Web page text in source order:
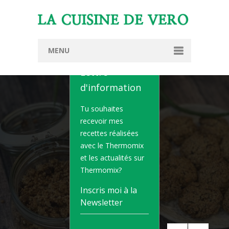
MENU
Accueil
Thermomix TM6
Conseillère Thermomix
Devenir conseillère Thermomix
Offres
Lettre
d'information
Tu souhaites
recevoir mes
recettes réalisées
avec le Thermomix
et les actualités sur
Thermomix?
Inscris moi à la
Newsletter
Granola
1 PERSONNE 4MN
VOIR LA RECETTE